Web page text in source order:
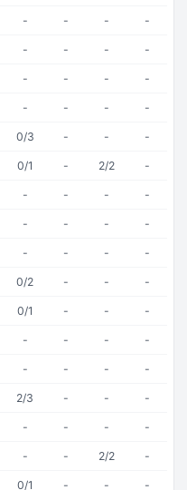
- - - -
- - - -
- - - -
- - - -
0/3 - - -
0/1 - 2/2 -
- - - -
- - - -
- - - -
0/2 - - -
0/1 - - -
- - - -
- - - -
2/3 - - -
- - - -
- - 2/2 -
0/1 - - -